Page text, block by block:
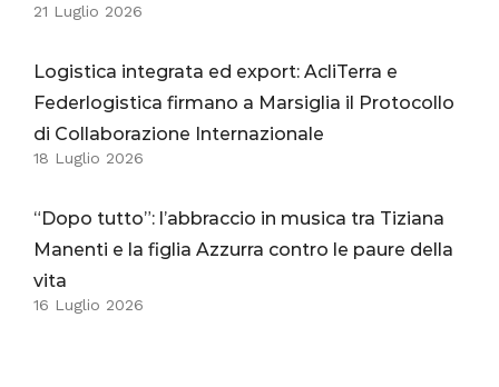
21 Luglio 2026
Logistica integrata ed export: AcliTerra e
Federlogistica firmano a Marsiglia il Protocollo
di Collaborazione Internazionale
18 Luglio 2026
“Dopo tutto”: l’abbraccio in musica tra Tiziana
Manenti e la figlia Azzurra contro le paure della
vita
16 Luglio 2026